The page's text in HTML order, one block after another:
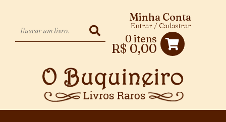
0 itens
R$ 0,00
Minha Conta
Entrar / Cadastrar